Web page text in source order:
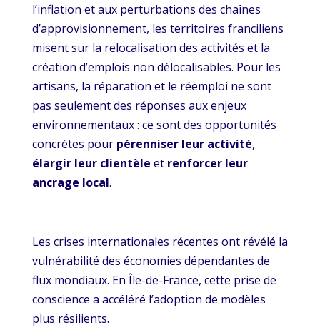
l’inflation et aux perturbations des chaînes
d’approvisionnement, les territoires franciliens
misent sur la relocalisation des activités et la
création d’emplois non délocalisables. Pour les
artisans, la réparation et le réemploi ne sont
pas seulement des réponses aux enjeux
environnementaux : ce sont des opportunités
concrètes pour pérenniser leur activité,
élargir leur clientèle et renforcer leur
ancrage local.
Les crises internationales récentes ont révélé la
vulnérabilité des économies dépendantes de
flux mondiaux. En Île-de-France, cette prise de
conscience a accéléré l’adoption de modèles
plus résilients.